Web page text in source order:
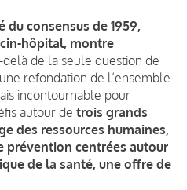
du consensus de 1959,
hôpital, montre
delà de la seule question de
refondation de l’ensemble
incontournable pour
autour de trois grands
des ressources humaines,
prévention centrées autour
de la santé, une offre de